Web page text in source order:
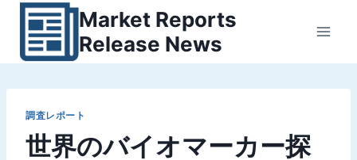
Market Reports
Release News
調査レポート
世界のバイオマーカー探